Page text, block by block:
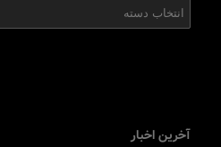
آخرین اخبار